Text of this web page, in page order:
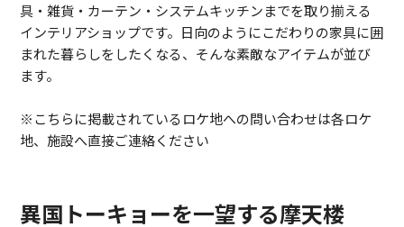
具・雑貨・カーテン・システムキッチンまでを取り揃える
インテリアショップです。日向のようにこだわりの家具に囲
まれた暮らしをしたくなる、そんな素敵なアイテムが並び
ます。
※こちらに掲載されているロケ地への問い合わせは各ロケ
地、施設へ直接ご連絡ください
異国トーキョーを一望する摩天楼